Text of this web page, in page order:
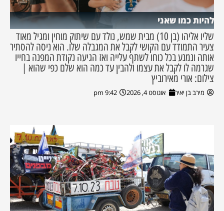
להיות כמו שאני
שליו אליהו (בן 10) מבית שמש, נולד עם שיתוק מוחין ומגיל מאוד
צעיר התמודד עם הקושי לקבל את המגבלה שלו. הוא ניסה להסתיר
אותה ונמנע בכל כוחו לשתף עלייה ואז הגיעה נקודת המפנה בחייו
שגרמה לו לקבל את עצמו ולהבין עד כמה הוא שלם כפי שהוא |
צילום: אורי מאירוביץ
מירב בן יאיר אוגוסט 4, 2026 9:42 pm